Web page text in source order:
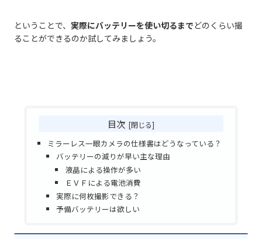
ということで、 実際にバッテリーを使い切るまでどのくらい撮
ることができるのか試してみましょう。
目次
ミラーレス一眼カメラの仕様書はどうなっている？
バッテリーの減りが早い主な理由
液晶による操作が多い
ＥＶＦによる電池消費
実際に何枚撮影できる？
予備バッテリーは欲しい